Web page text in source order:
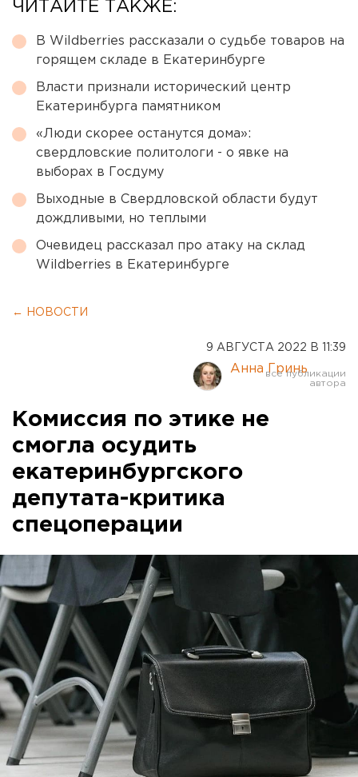
ЧИТАЙТЕ ТАКЖЕ:
В Wildberries рассказали о судьбе товаров на
горящем складе в Екатеринбурге
Власти признали исторический центр
Екатеринбурга памятником
«Люди скорее останутся дома»:
свердловские политологи - о явке на
выборах в Госдуму
Выходные в Свердловской области будут
дождливыми, но теплыми
Очевидец рассказал про атаку на склад
Wildberries в Екатеринбурге
← НОВОСТИ
9 АВГУСТА 2022 В 11:39
Анна Гринь
Комиссия по этике не
смогла осудить
екатеринбургского
депутата-критика
спецоперации